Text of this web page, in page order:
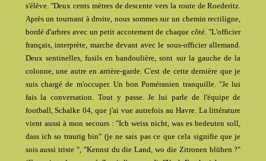
s'élève. "Deux cents mètres de descente vers la route de Roederitz.
Après un tournant à droite, nous sommes sur un chemin rectiligne,
bordé d'arbres avec un petit accotement de chaque côté. "L'officier
français, interprète, marche devant avec le sous-officier allemand.
Deux sentinelles, fusils en bandoulière, sont sur la gauche de la
colonne, une autre en arrière-garde. C'est de cette dernière que je
suis chargé de m'occuper. Un bon Poméranien tranquille. "Je lui
fais la conversation. Tout y passe. Je lui parle de l'équipe de
football, Schalke 04, que j'ai vue autrefois au Havre. La littérature
vient aussi à mon secours : "Ich weiss nicht, was es bedeuten soll,
dass ich so traurig bin" (je ne sais pas ce que cela signifie que je
sois aussi triste ", "Kennst du die Land, wo die Zitronen blühen ?"